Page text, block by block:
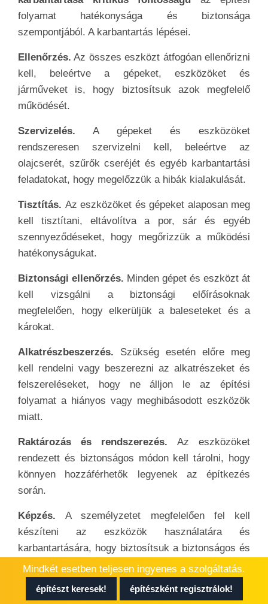
folyamat hatékonysága és biztonsága
szempontjából. A karbantartás lépései.
Ellenőrzés. Az összes eszközt átfogóan ellenőrizni
kell, beleértve a gépeket, eszközöket és
járműveket is, hogy biztosítsuk azok megfelelő
működését.
Szervizelés. A gépeket és eszközöket
rendszeresen szervizelni kell, beleértve az
olajcserét, szűrők cseréjét és egyéb karbantartási
feladatokat, hogy megelőzzük a hibák kialakulását.
Tisztítás. Az eszközöket és gépeket alaposan meg
kell tisztítani, eltávolítva a por, sár és egyéb
szennyeződéseket, hogy megőrizzük a működési
hatékonyságukat.
Biztonsági ellenőrzés. Minden gépet és eszközt át
kell vizsgálni a biztonsági előírásoknak
megfelelően, hogy elkerüljük a baleseteket és a
károkat.
Alkatrészbeszerzés. Szükség esetén előre meg
kell rendelni vagy beszerezni az alkatrészeket és
felszereléseket, hogy ne álljon le az építési
folyamat a hiányos vagy meghibásodott eszközök
miatt.
Raktározás és rendszerezés. Az eszközöket
rendezett és biztonságos módon kell tárolni, hogy
könnyen hozzáférhetők legyenek az építkezés
során.
Képzés.A személyzetet megfelelően fel kell
készíteni az eszközök használatára és
karbantartására, hogy biztosítsuk a biztonságos és
hatékony munkavégzést.
eszközpark karbantartása biztosítja a
Mindkét esetben teljesen ingyenes a szolgáltatás.
építészt keresek! építészként regisztrálok!